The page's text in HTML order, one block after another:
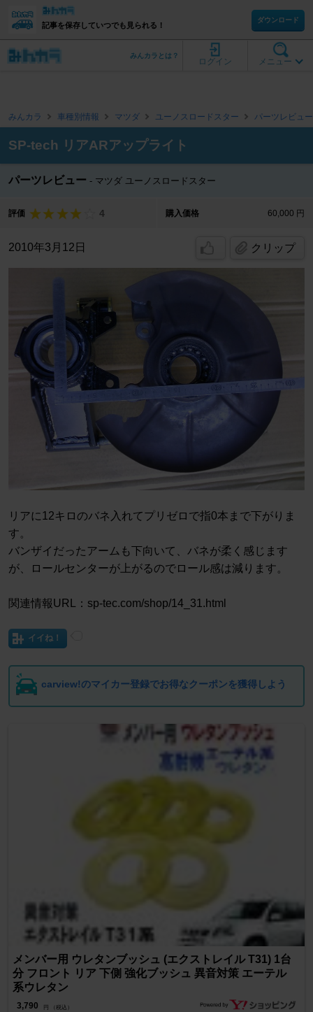
記事を保存していつでも見られる！
ダウンロード
メニュー
ログイン
みんカラとは？
みんカラ 車種別情報 マツダ ユーノスロードスター パーツレビュー
SP-tech リアARアップライト
パーツレビュー マツダ ユーノスロードスター
評価 4 購入価格 60,000 円
2010年3月12日 クリップ
リアに12キロのバネ入れてプリゼロで指0本まで下がりま
す。
バンザイだったアームも下向いて、バネが柔く感じます
が、ロールセンターが上がるのでロール感は減ります。
関連情報URL：sp-tec.com/shop/14_31.html
イイね！
carview!のマイカー登録でお得なクーポンを獲得しよう
メンバー用 ウレタンブッシュ (エクストレイル T31) 1台
分 フロント リア 下側 強化ブッシュ 異音対策 エーテル
系ウレタン
3,790 円 （税込）